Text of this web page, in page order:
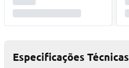
Especificações Técnicas